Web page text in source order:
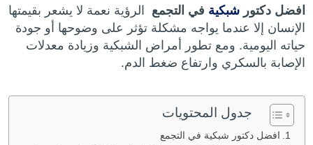
افضل دكتورشبكية في التجمع
الرؤية نعمة لا يشعر بقيمتها
الإنسان إلا عندما يواجه مشكلة تؤثر على وضوحها أو جودة
حياته اليومية. ومع تطور أمراض الشبكية وزيادة معدلات
الإصابة بالسكري وارتفاع ضغط الدم.
جدول المحتويات
افضل دكتور شبكية في التجمع